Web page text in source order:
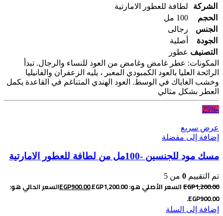
الشركة
لطافة للعطور الامارتية
الحجم
100 مل
الجنس
رجالى
الجودة
أصلية
التصنيف عطور
المكونات: عطر غامض وغامض من العود للنساء والرجال. تبدأ
الرائحة العليا بالعود الكمبودي المعبر ، يليه الزعفران والفانيليا
وخشب الغاياك في الوسط. العود الهندي المتناغم في القاعدة يكمل
العطر بشكل مثالي
-25%
عرض سريع
إضافة إلى مفضلة
مسك مود للجنسين -100مل من لطافة للعطور الامارتية
تم التقييم 0 من 5
EGP1,200.00 السعر الأصلي هو: EGP1,200.00. EGP900.00
السعر الحالي هو:
EGP900.00.
إضافة إلى السلة